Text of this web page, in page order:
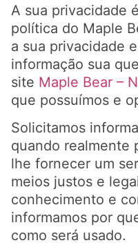
A sua privacidade
política do Maple
a sua privacidade
informação sua
site Maple Bear –
que possuímos e
Solicitamos
quando realmente
lhe fornecer um
meios justos e
conhecimento e
informamos por
como será usado.